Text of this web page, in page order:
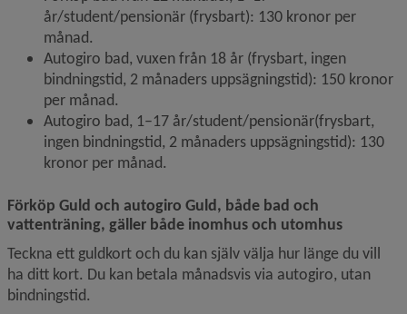
år/student/pensionär (frysbart): 130 kronor per
månad.
Autogiro bad, vuxen från 18 år (frysbart, ingen
bindningstid, 2 månaders uppsägningstid): 150 kronor
per månad.
Autogiro bad, 1–17 år/student/pensionär(frysbart,
ingen bindningstid, 2 månaders uppsägningstid): 130
kronor per månad.
Förköp Guld och autogiro Guld, både bad och
vattenträning, gäller både inomhus och utomhus
Teckna ett guldkort och du kan själv välja hur länge du vill
ha ditt kort. Du kan betala månadsvis via autogiro, utan
bindningstid.